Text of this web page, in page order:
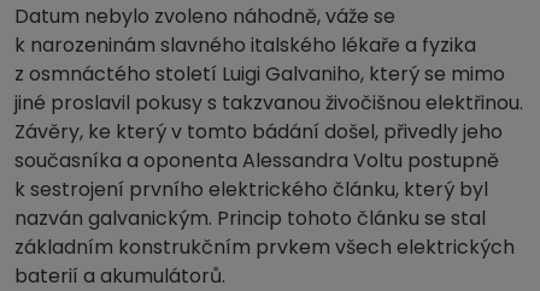
Datum nebylo zvoleno náhodně, váže se
k narozeninám slavného italského lékaře a fyzika
z osmnáctého století Luigi Galvaniho, který se mimo
jiné proslavil pokusy s takzvanou živočišnou elektřinou.
Závěry, ke který v tomto bádání došel, přivedly jeho
současníka a oponenta Alessandra Voltu postupně
k sestrojení prvního elektrického článku, který byl
nazván galvanickým. Princip tohoto článku se stal
základním konstrukčním prvkem všech elektrických
baterií a akumulátorů.